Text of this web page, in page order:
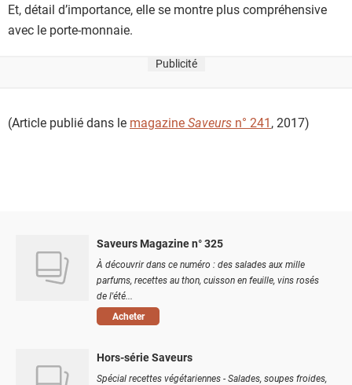
Et, détail d’importance, elle se montre plus compréhensive
avec le porte-monnaie.
Publicité
(Article publié dans le magazineSaveurs n° 241, 2017)
Saveurs Magazine n° 325
À découvrir dans ce numéro : des salades aux mille
parfums, recettes au thon, cuisson en feuille, vins rosés
de l'été...
Acheter
Hors-série Saveurs
Spécial recettes végétariennes - Salades, soupes froides,